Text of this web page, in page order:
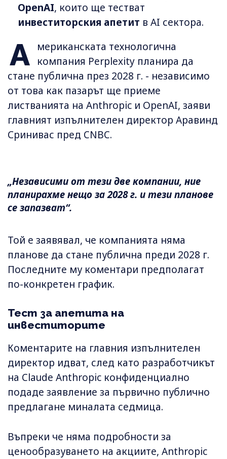
OpenAI, които ще тестват
инвеститорския апетит в AI сектора.
А
мериканската технологична
компания Perplexity планира да
стане публична през 2028 г. - независимо
от това как пазарът ще приеме
листванията на Anthropic и OpenAI, заяви
главният изпълнителен директор Аравинд
Сринивас пред CNBC.
„Независими от тези две компании, ние
планирахме нещо за 2028 г. и тези планове
се запазват“.
Той е заявявал, че компанията няма
планове да стане публична преди 2028 г.
Последните му коментари предполагат
по-конкретен график.
Тест за апетита на
инвеститорите
Коментарите на главния изпълнителен
директор идват, след като разработчикът
на Claude Anthropic конфиденциално
подаде заявление за първично публично
предлагане миналата седмица.
Въпреки че няма подробности за
ценообразуването на акциите, Anthropic